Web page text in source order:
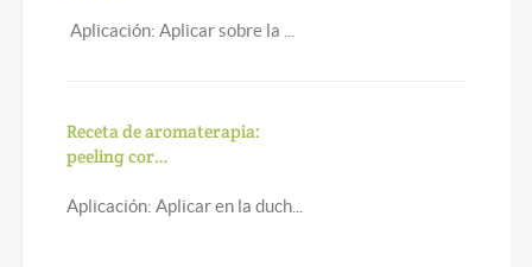
Aplicación: Aplicar sobre la ...
Receta de aromaterapia:
peeling cor…
Aplicación: Aplicar en la duch...